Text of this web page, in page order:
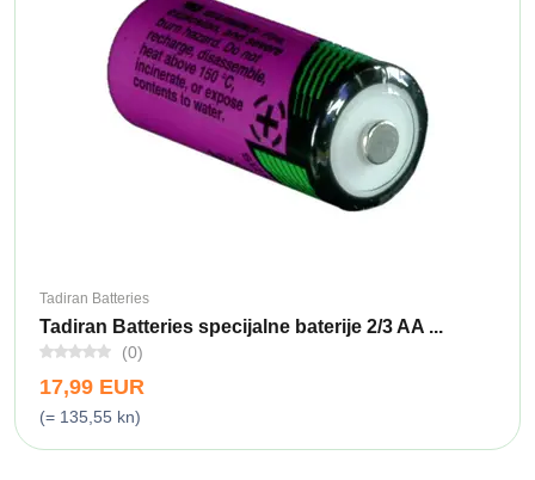
Tadiran Batteries
Tadiran Batteries specijalne baterije 2/3 AA ...
(0)
17,99 EUR
(= 135,55 kn)